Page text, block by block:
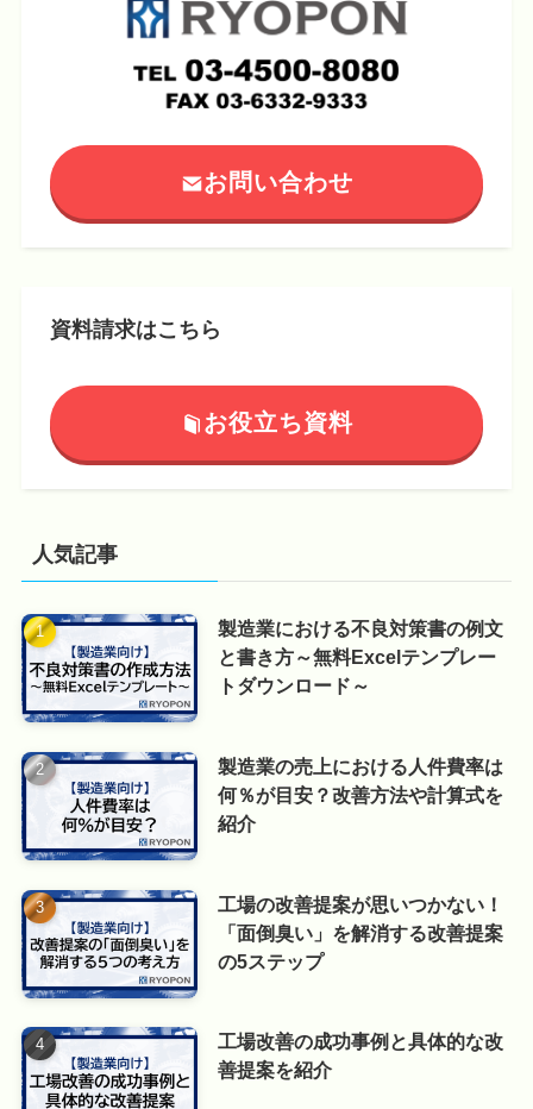
お問い合わせ
資料請求はこちら
お役立ち資料
人気記事
製造業における不良対策書の例文
と書き方～無料Excelテンプレー
トダウンロード～
製造業の売上における人件費率は
何％が目安？改善方法や計算式を
紹介
工場の改善提案が思いつかない！
「面倒臭い」を解消する改善提案
の5ステップ
工場改善の成功事例と具体的な改
善提案を紹介